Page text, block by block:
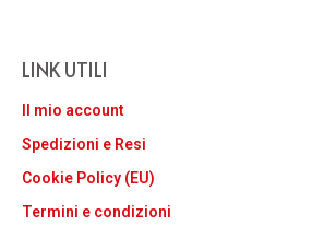
LINK UTILI
Il mio account
Spedizioni e Resi
Cookie Policy (EU)
Termini e condizioni